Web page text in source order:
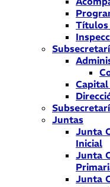
Títulos
Juntas
Junta
Inicial
Junta
Junta